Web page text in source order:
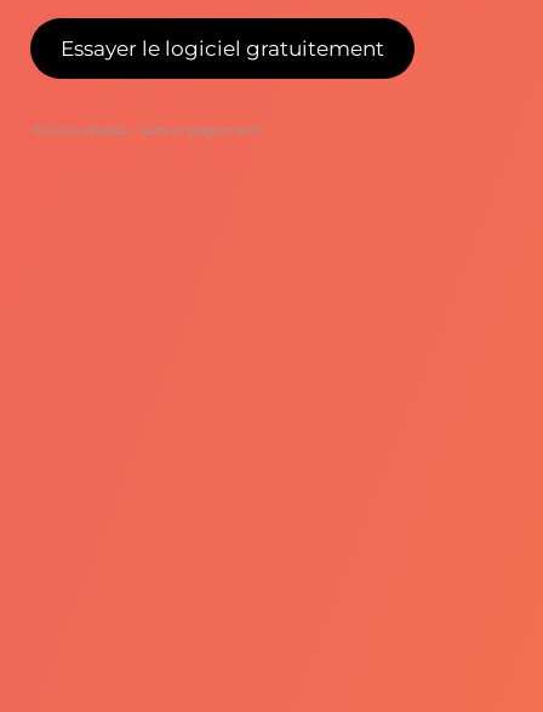
Essayer le logiciel gratuitement
30 jours d'essai - sans engagement